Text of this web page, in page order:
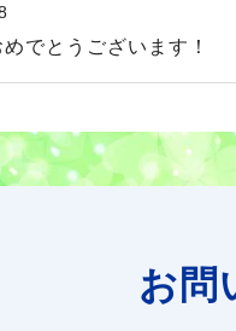
でとうございます！
お問